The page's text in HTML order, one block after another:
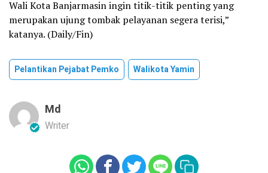
Wali Kota Banjarmasin ingin titik-titik penting yang
merupakan ujung tombak pelayanan segera terisi,”
katanya. (Daily/Fin)
Pelantikan Pejabat Pemko Walikota Yamin
Md
Writer